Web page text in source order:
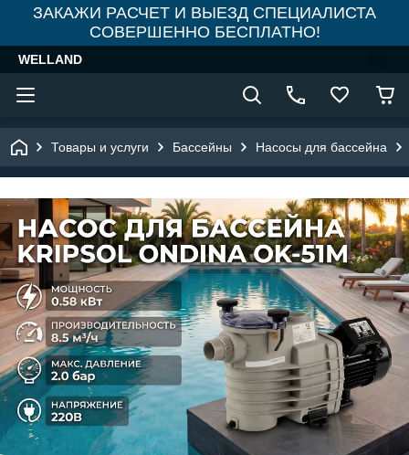
ЗАКАЖИ РАСЧЕТ И ВЫЕЗД СПЕЦИАЛИСТА
СОВЕРШЕННО БЕСПЛАТНО!
WELLAND
Товары и услуги Бассейны Насосы для бассейна